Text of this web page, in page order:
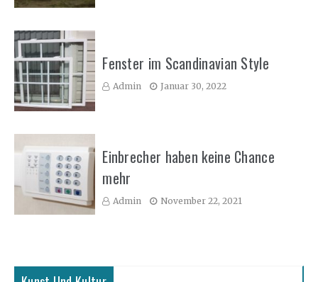
Fenster im Scandinavian Style
Admin Januar 30, 2022
Einbrecher haben keine Chance
mehr
Admin November 22, 2021